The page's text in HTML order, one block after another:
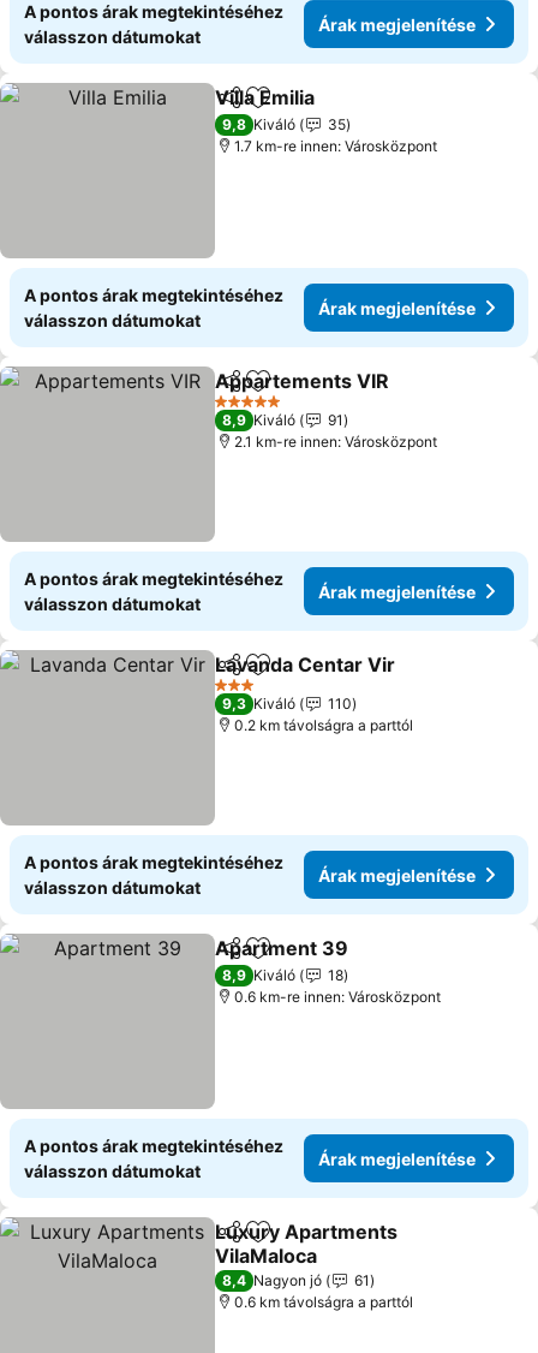
A pontos árak megtekintéséhez
válasszon dátumokat
Árak megjelenítése
Megosztás
Hozzáadás a kedvencekhez
Villa Emilia
9,8 Kiváló
35
1.7 km-re innen: Városközpont
A pontos árak megtekintéséhez
válasszon dátumokat
Árak megjelenítése
Megosztás
Hozzáadás a kedvencekhez
Appartements VIR
5 Kategória
8,9 Kiváló
91
2.1 km-re innen: Városközpont
A pontos árak megtekintéséhez
válasszon dátumokat
Árak megjelenítése
Megosztás
Hozzáadás a kedvencekhez
Lavanda Centar Vir
3 Kategória
9,3 Kiváló
110
0.2 km távolságra a parttól
A pontos árak megtekintéséhez
válasszon dátumokat
Árak megjelenítése
Megosztás
Hozzáadás a kedvencekhez
Apartment 39
8,9 Kiváló
18
0.6 km-re innen: Városközpont
A pontos árak megtekintéséhez
válasszon dátumokat
Árak megjelenítése
Megosztás
Hozzáadás a kedvencekhez
Luxury Apartments
VilaMaloca
8,4 Nagyon jó
61
0.6 km távolságra a parttól